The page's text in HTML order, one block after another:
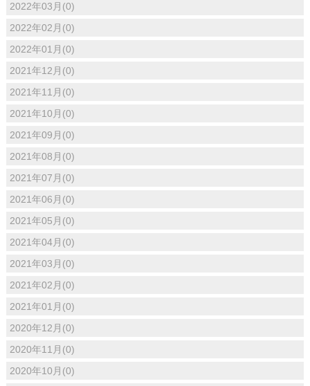
2022年03月(0)
2022年02月(0)
2022年01月(0)
2021年12月(0)
2021年11月(0)
2021年10月(0)
2021年09月(0)
2021年08月(0)
2021年07月(0)
2021年06月(0)
2021年05月(0)
2021年04月(0)
2021年03月(0)
2021年02月(0)
2021年01月(0)
2020年12月(0)
2020年11月(0)
2020年10月(0)